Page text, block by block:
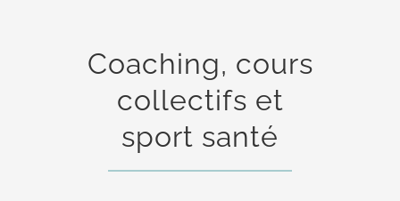
Coaching, cours
collectifs et
sport santé